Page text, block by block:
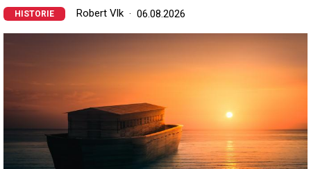
HISTORIE Robert Vlk 06.08.2026